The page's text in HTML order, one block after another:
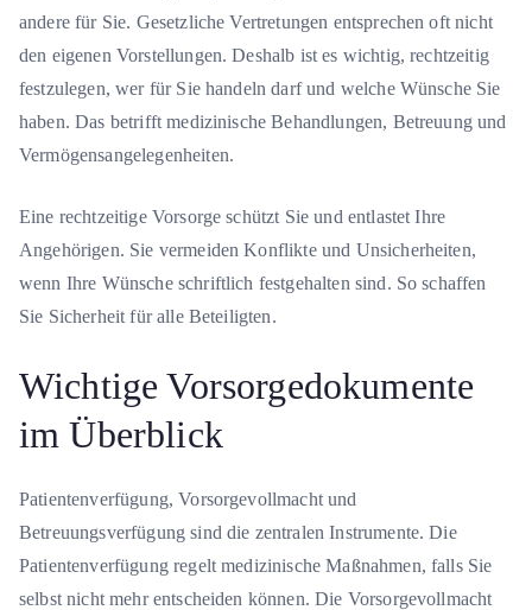
andere für Sie. Gesetzliche Vertretungen entsprechen oft nicht
den eigenen Vorstellungen. Deshalb ist es wichtig, rechtzeitig
festzulegen, wer für Sie handeln darf und welche Wünsche Sie
haben. Das betrifft medizinische Behandlungen, Betreuung und
Vermögensangelegenheiten.
Eine rechtzeitige Vorsorge schützt Sie und entlastet Ihre
Angehörigen. Sie vermeiden Konflikte und Unsicherheiten,
wenn Ihre Wünsche schriftlich festgehalten sind. So schaffen
Sie Sicherheit für alle Beteiligten.
Wichtige Vorsorgedokumente
im Überblick
Patientenverfügung, Vorsorgevollmacht und
Betreuungsverfügung sind die zentralen Instrumente. Die
Patientenverfügung regelt medizinische Maßnahmen, falls Sie
selbst nicht mehr entscheiden können. Die Vorsorgevollmacht